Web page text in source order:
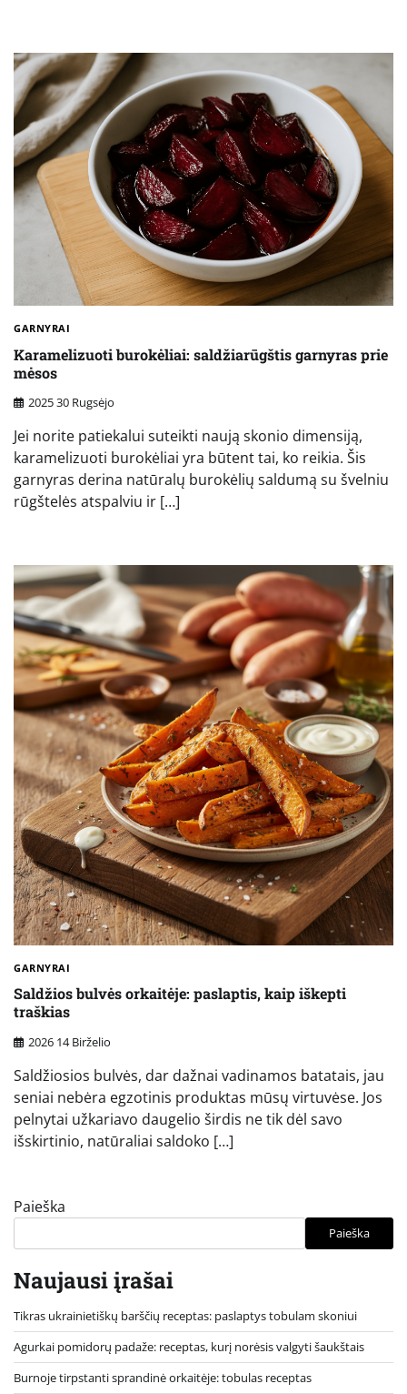
GARNYRAI
Karamelizuoti burokėliai: saldžiarūgštis garnyras prie
mėsos
2025 30 Rugsėjo
Jei norite patiekalui suteikti naują skonio dimensiją,
karamelizuoti burokėliai yra būtent tai, ko reikia. Šis
garnyras derina natūralų burokėlių saldumą su švelniu
rūgštelės atspalviu ir […]
GARNYRAI
Saldžios bulvės orkaitėje: paslaptis, kaip iškepti
traškias
2026 14 Birželio
Saldžiosios bulvės, dar dažnai vadinamos batatais, jau
seniai nebėra egzotinis produktas mūsų virtuvėse. Jos
pelnytai užkariavo daugelio širdis ne tik dėl savo
išskirtinio, natūraliai saldoko […]
Paieška
Paieška
Naujausi įrašai
Tikras ukrainietiškų barščių receptas: paslaptys tobulam skoniui
Agurkai pomidorų padaže: receptas, kurį norėsis valgyti šaukštais
Burnoje tirpstanti sprandinė orkaitėje: tobulas receptas